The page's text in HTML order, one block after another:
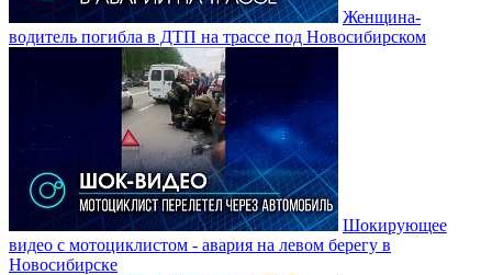
Женщина-
водитель погибла в ДТП на трассе под Новосибирском
Шокирующее
видео с мотоциклистом - авария на левом берегу в
Новосибирске